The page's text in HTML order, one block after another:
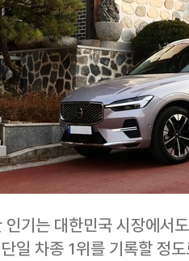
기는 대한민국 시장에서
일 차종 1위를 기록할 정